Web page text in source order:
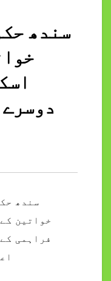
سندھ
خواتین
فراہمی